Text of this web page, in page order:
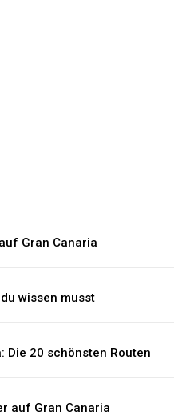
Gran Canaria
wissen musst
Die 20 schönsten Routen
auf Gran Canaria